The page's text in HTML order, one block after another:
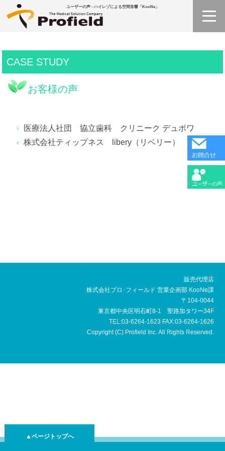
ユーザーの声 - ハイレゾによる空間音響「KooNe」
CASE STUDY
お客様の声
医療法人社団 協立歯科 クリニーク デュボワ
株式会社ティップネス libery（リベリー）
販売代理店
株式会社プロ･フィールド 営業企画部 KooNe課
〒104-0044
東京都中央区明石町8-1 聖路加タワー34F
TEL:03-6264-1623 FAX:03-6264-1626
Copyright (C) Profield Inc. All Rights Reserved.
▲ページトップへ